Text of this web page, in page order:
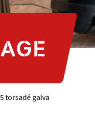
torsadé galva